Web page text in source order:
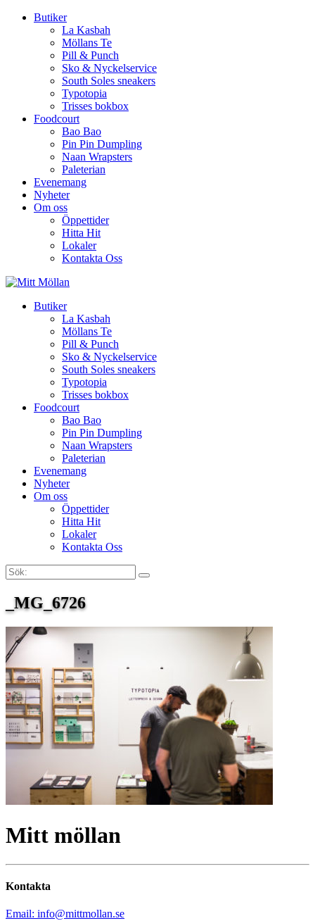
Butiker
La Kasbah
Möllans Te
Pill & Punch
Sko & Nyckelservice
South Soles sneakers
Typotopia
Trisses bokbox
Foodcourt
Bao Bao
Pin Pin Dumpling
Naan Wrapsters
Paleterian
Evenemang
Nyheter
Om oss
Öppettider
Hitta Hit
Lokaler
Kontakta Oss
Butiker
La Kasbah
Möllans Te
Pill & Punch
Sko & Nyckelservice
South Soles sneakers
Typotopia
Trisses bokbox
Foodcourt
Bao Bao
Pin Pin Dumpling
Naan Wrapsters
Paleterian
Evenemang
Nyheter
Om oss
Öppettider
Hitta Hit
Lokaler
Kontakta Oss
Sök:
Search
_MG_6726
Mitt möllan
Kontakta
Email: info@mittmollan.se